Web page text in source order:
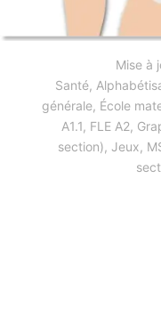
Mise à
Santé,
générale, École
A1.1, FLE A2,
section), Jeux,